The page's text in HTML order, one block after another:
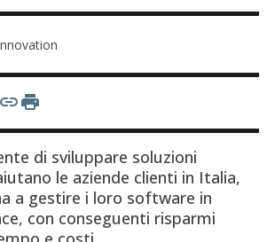
di sviluppare soluzioni
le aziende clienti in Italia,
a gestire i loro software in
con conseguenti risparmi